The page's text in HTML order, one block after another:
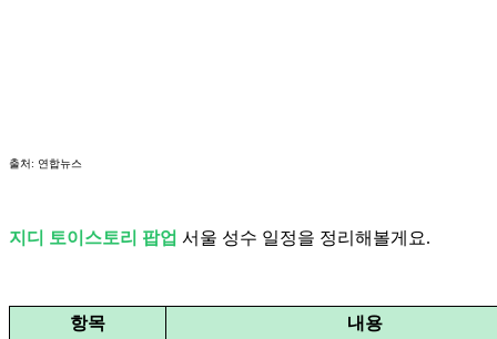
출처: 연합뉴스
지디 토이스토리 팝업 서울 성수 일정을 정리해볼게요.
항목 내용